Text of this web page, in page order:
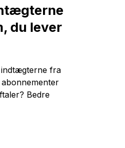
du lever
indtægterne fra
Bedre